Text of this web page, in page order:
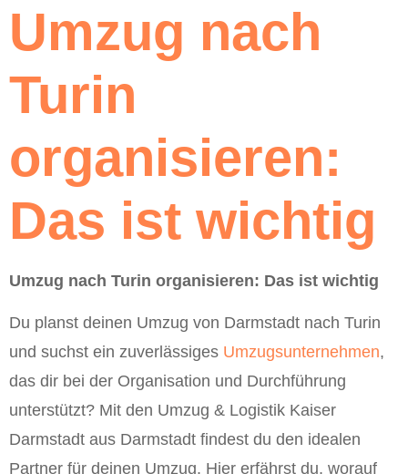
Umzug nach
Turin
organisieren:
Das ist wichtig
Umzug nach Turin organisieren: Das ist wichtig
Du planst deinen Umzug von Darmstadt nach Turin
und suchst ein zuverlässiges Umzugsunternehmen,
das dir bei der Organisation und Durchführung
unterstützt? Mit den Umzug & Logistik Kaiser
Darmstadt aus Darmstadt findest du den idealen
Partner für deinen Umzug. Hier erfährst du, worauf